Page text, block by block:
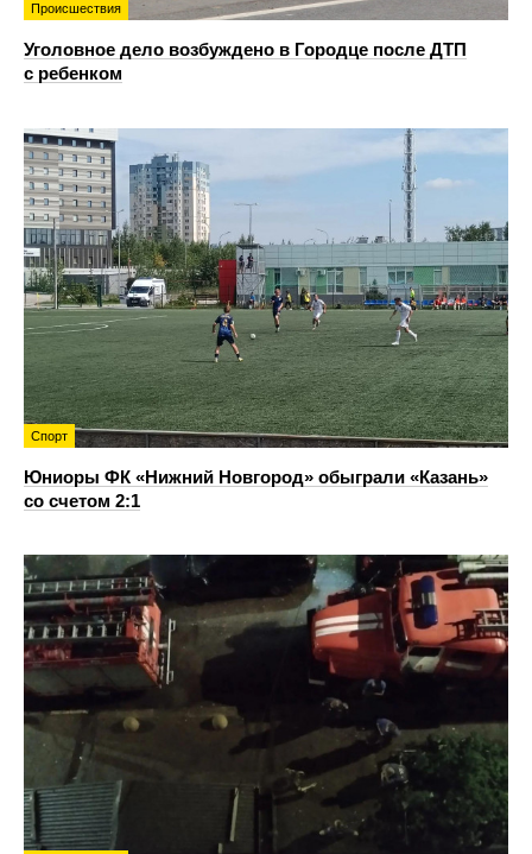
Происшествия
Уголовное дело возбуждено в Городце после ДТП
с ребенком
Спорт
Юниоры ФК «Нижний Новгород» обыграли «Казань»
со счетом 2:1